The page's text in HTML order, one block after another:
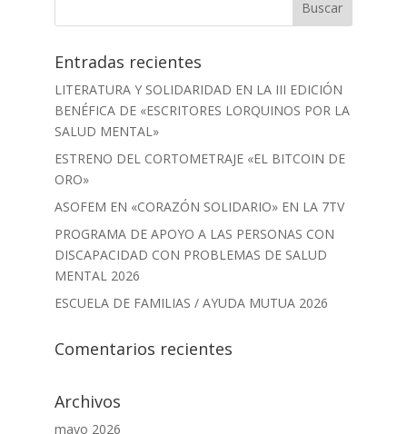
Entradas recientes
LITERATURA Y SOLIDARIDAD EN LA III EDICIÓN
BENÉFICA DE «ESCRITORES LORQUINOS POR LA
SALUD MENTAL»
ESTRENO DEL CORTOMETRAJE «EL BITCOIN DE
ORO»
ASOFEM EN «CORAZÓN SOLIDARIO» EN LA 7TV
PROGRAMA DE APOYO A LAS PERSONAS CON
DISCAPACIDAD CON PROBLEMAS DE SALUD
MENTAL 2026
ESCUELA DE FAMILIAS / AYUDA MUTUA 2026
Comentarios recientes
Archivos
mayo 2026